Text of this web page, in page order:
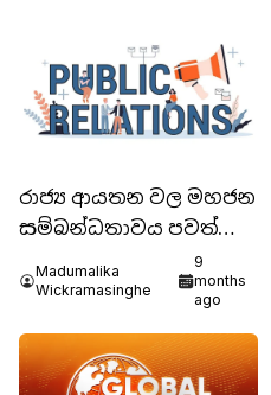
රාජ්‍ය ආයතන වල මහජන
සම්බන්ධතාවය පවත්වා
ගැනීම සඳහා ශ්‍රී ලාංකේය
සංස්කෘතික අංග
ගොඩනැගීමේ උපාය
මාර්ග සහ
Madumalika
Wickramasinghe
9
months
ago